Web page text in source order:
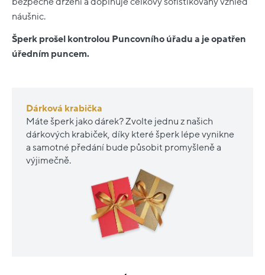
náušnic.
Šperk prošel kontrolou Puncovního úřadu a je opatřen
úředním puncem.
Dárková krabička
Máte šperk jako dárek? Zvolte jednu z našich
dárkových krabiček, díky které šperk lépe vynikne
a samotné předání bude působit promyšleně a
výjimečně.